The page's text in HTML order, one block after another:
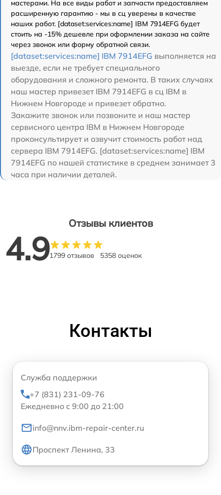
мастерами. На все виды работ и запчасти предоставляем
расширенную гарантию - мы в сц уверены в качестве
наших работ. [dataset:services:name] IBM 7914EFG будет
стоить на -15% дешевле при оформлении заказа на сайте
через звонок или форму обратной связи.
[dataset:services:name] IBM 7914EFG выполняется на
выезде, если не требует специального
оборудования и сложного ремонта. В таких случаях
наш мастер привезет IBM 7914EFG в сц IBM в
Нижнем Новгороде и привезет обратно.
Закажите звонок или позвоните и наш мастер
сервисного центра IBM в Нижнем Новгороде
проконсультирует и озвучит стоимость работ над
сервера IBM 7914EFG. [dataset:services:name] IBM
7914EFG по нашей статистике в среднем занимает 3
часа при наличии деталей.
Отзывы клиентов
4.91799 отзывов 5358 оценок
Контакты
Служба поддержки
+7 (831) 231-09-76
Ежедневно с 9:00 до 21:00
info@nnv.ibm-repair-center.ru
Проспект Ленина, 33